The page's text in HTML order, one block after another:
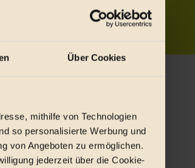
Über Cookies
mithilfe von Technologien
so personalisierte Werbung und
von Angeboten zu ermöglichen.
jederzeit über die Cookie-